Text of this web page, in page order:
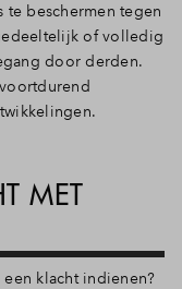
beschermen tegen
of volledig
door derden.
MET
klacht indienen?